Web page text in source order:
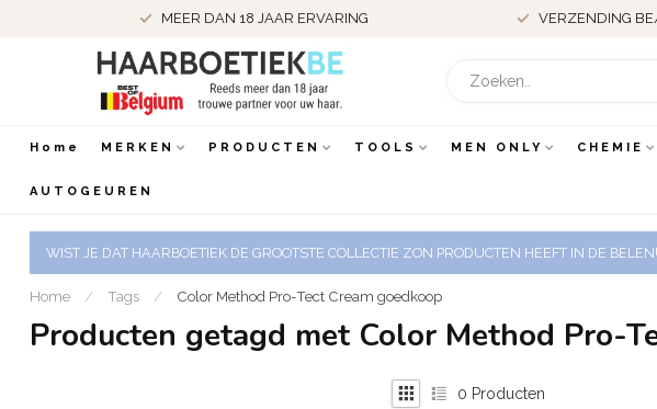
MEER DAN 18 JAAR ERVARING VERZENDING
Home MERKEN PRODUCTEN TOOLS MEN ONLY CHEMIE
AUTOGEUREN
WIST JE DAT HAARBOETIEK DE GROOTSTE COLLECTIE ZON PRODUCTEN HEEFT IN DE
Home / Tags / Color Method Pro-Tect Cream goedkoop
Producten getagd met Color Method Pro-
0 Producten